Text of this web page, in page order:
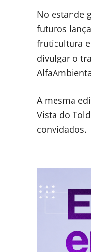
No estande
futuros
fruticultura
divulgar o
A mesma
Vista do
convidados.